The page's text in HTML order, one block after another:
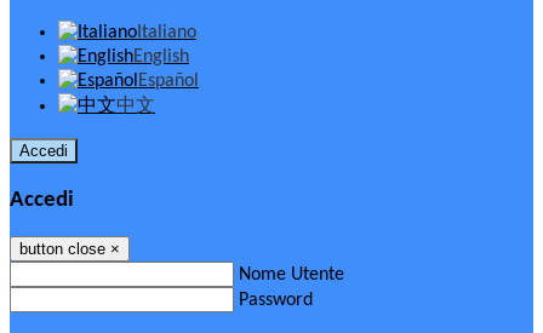
Italiano
English
Español
中文
Accedi
Accedi
button close ×
Nome Utente
Password